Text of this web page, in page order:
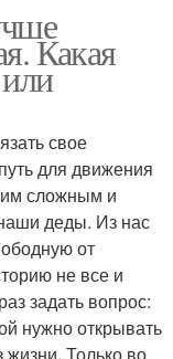
печь
печь
печь
Какая
свое
для движения
сложным и
деды. Из нас
от
не все и
задать вопрос:
нужно открывать